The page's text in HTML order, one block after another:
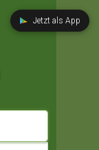
Jetzt als App